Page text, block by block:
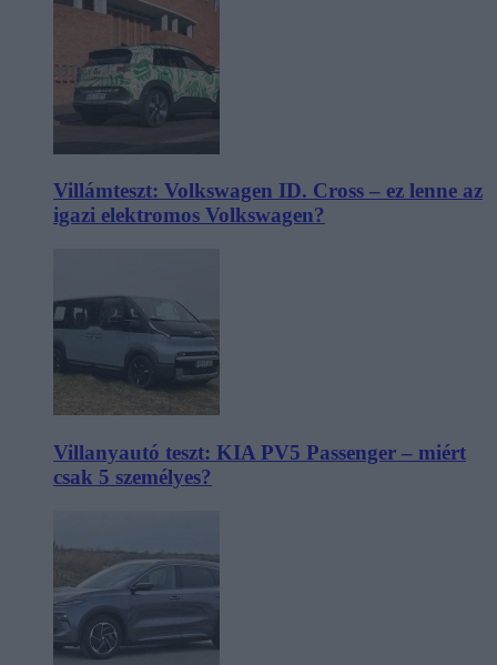
Villámteszt: Volkswagen ID. Cross – ez lenne az
igazi elektromos Volkswagen?
Villanyautó teszt: KIA PV5 Passenger – miért
csak 5 személyes?